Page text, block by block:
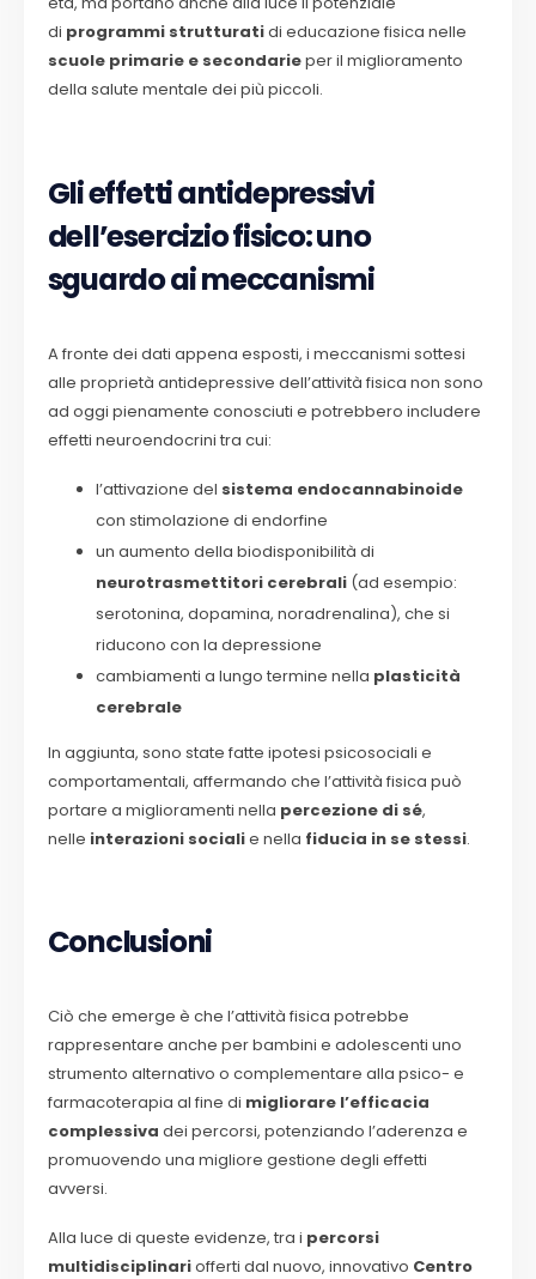
di programmi strutturatidi educazione fisica nelle
scuole primarie e secondarieper il miglioramento
della salute mentale dei più piccoli.
Gli effetti antidepressivi
dell’esercizio fisico: uno
sguardo ai meccanismi
A fronte dei dati appena esposti, i meccanismi sottesi
alle proprietà antidepressive dell’attività fisica non sono
ad oggi pienamente conosciuti e potrebbero includere
effetti neuroendocrini tra cui:
l’attivazione del sistema endocannabinoide
con stimolazione di endorfine
un aumento della biodisponibilità di
neurotrasmettitori cerebrali(ad esempio:
serotonina, dopamina, noradrenalina), che si
riducono con la depressione
cambiamenti a lungo termine nella plasticità
cerebrale
In aggiunta, sono state fatte ipotesi psicosociali e
comportamentali, affermando che l’attività fisica può
portare a miglioramenti nella percezione di sé,
nelle interazioni socialie nella fiducia in se stessi.
Conclusioni
Ciò che emerge è che l’attività fisica potrebbe
rappresentare anche per bambini e adolescenti uno
strumento alternativo o complementare alla psico- e
farmacoterapia al fine di migliorare l’efficacia
complessiva dei percorsi, potenziando l’aderenza e
promuovendo una migliore gestione degli effetti
avversi.
Alla luce di queste evidenze, tra i percorsi
multidisciplinariofferti dal nuovo, innovativo Centro